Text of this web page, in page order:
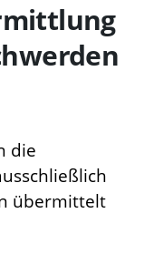
die
übermittelt